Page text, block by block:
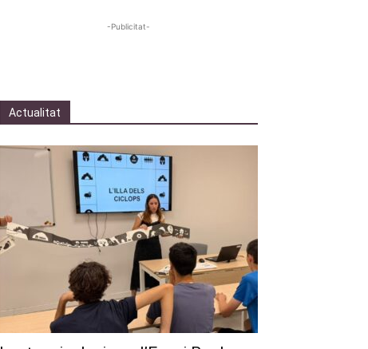
-Publicitat-
Actualitat